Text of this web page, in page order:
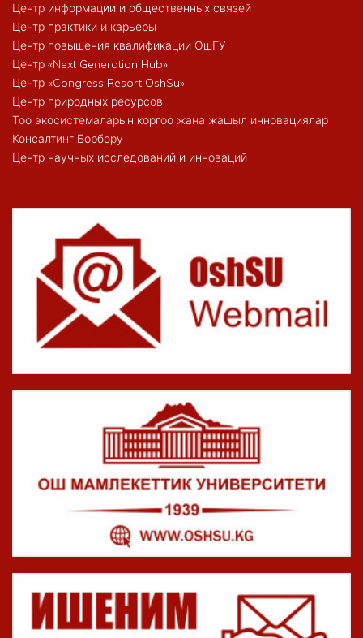
Центр информации и общественных связей
Центр практики и карьеры
Центр повышения квалификации ОшГУ
Центр «Next Generation Hub»
Центр «Congress Resort OshSu»
Центр природных ресурсов
Тоо экосистемаларын коргоо жана жашыл инновациялар
Консалтинг Борбору
Центр научных исследований и инноваций